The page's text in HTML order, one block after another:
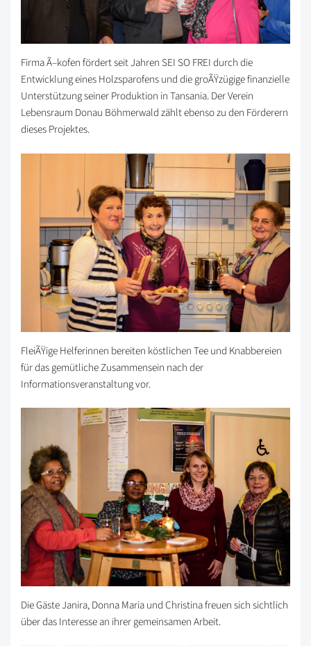
Firma Ã–kofen fördert seit Jahren SEI SO FREI durch die
Entwicklung eines Holzsparofens und die groÃŸzügige finanzielle
Unterstützung seiner Produktion in Tansania. Der Verein
Lebensraum Donau Böhmerwald zählt ebenso zu den Förderern
dieses Projektes.
FleiÃŸige Helferinnen bereiten köstlichen Tee und Knabbereien
für das gemütliche Zusammensein nach der
Informationsveranstaltung vor.
Die Gäste Janira, Donna Maria und Christina freuen sich sichtlich
über das Interesse an ihrer gemeinsamen Arbeit.